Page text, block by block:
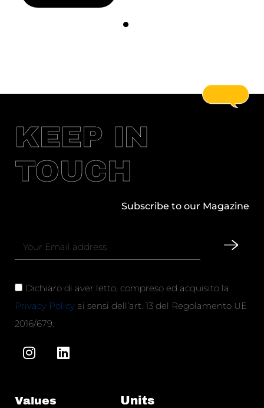
KEEP IN
TOUCH
Subscribe to our Magazine
Dichiaro di aver letto, compreso ed acquisito la
Privacy Policy ai sensi dell’art. 13 del Regolamento UE
2016/679.
Values
Units